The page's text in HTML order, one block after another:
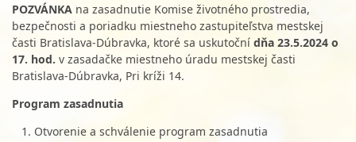
POZVÁNKA na zasadnutie Komise životného prostredia,
bezpečnosti a poriadku miestneho zastupiteľstva mestskej
časti Bratislava-Dúbravka, ktoré sa uskutoční dňa 23.5.2024 o
17. hod. v zasadačke miestneho úradu mestskej časti
Bratislava-Dúbravka, Pri kríži 14.
Program zasadnutia
Otvorenie a schválenie program zasadnutia